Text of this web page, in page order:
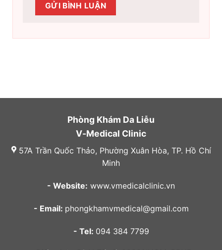
Phòng Khám Da Liễu
V-Medical Clinic
57A Trần Quốc Thảo, Phường Xuân Hòa, TP. Hồ Chí
Minh
- Website: www.vmedicalclinic.vn
- Email: phongkhamvmedical@gmail.com
- Tel: 094 384 7799